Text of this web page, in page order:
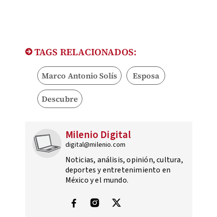
TAGS RELACIONADOS:
Marco Antonio Solís Esposa
Descubre
Milenio Digital
digital@milenio.com
Noticias, análisis, opinión, cultura,
deportes y entretenimiento en
México y el mundo.